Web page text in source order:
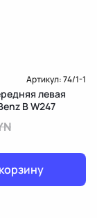
Артикул:74/1-1
левая
B W247